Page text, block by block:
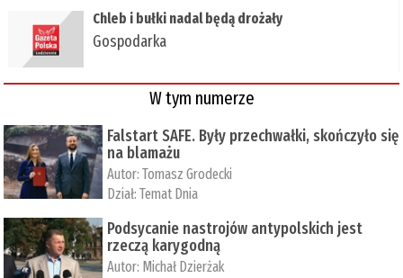
Chleb i bułki nadal będą drożały
Gospodarka
W tym numerze
Falstart SAFE. Były przechwałki, skończyło się
na blamażu
Autor:Tomasz Grodecki
Dział:Temat Dnia
Podsycanie nastrojów antypolskich jest
rzeczą karygodną
Autor: Michał Dzierżak